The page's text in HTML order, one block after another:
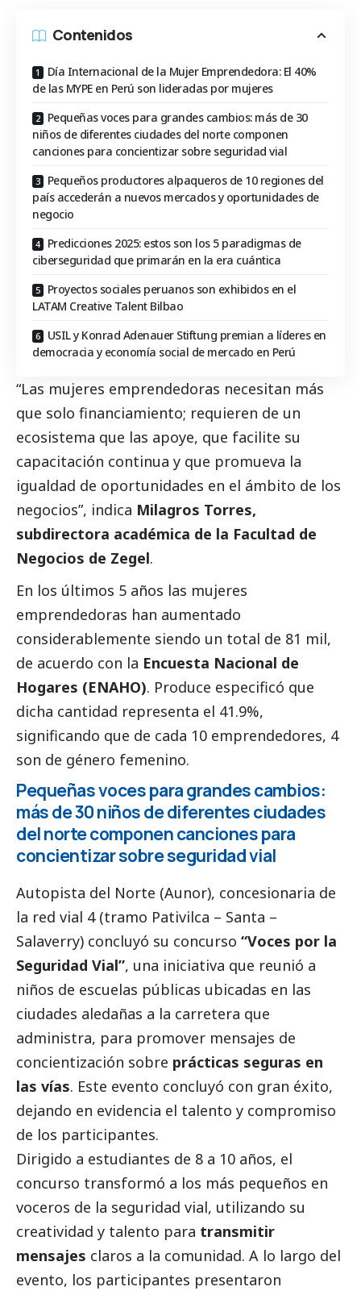
Contenidos
Día Internacional de la Mujer Emprendedora: El 40%
de las MYPE en Perú son lideradas por mujeres
Pequeñas voces para grandes cambios: más de 30
niños de diferentes ciudades del norte componen
canciones para concientizar sobre seguridad vial
Pequeños productores alpaqueros de 10 regiones del
país accederán a nuevos mercados y oportunidades de
negocio
Predicciones 2025: estos son los 5 paradigmas de
ciberseguridad que primarán en la era cuántica
Proyectos sociales peruanos son exhibidos en el
LATAM Creative Talent Bilbao
USIL y Konrad Adenauer Stiftung premian a líderes en
democracia y economía social de mercado en Perú
“Las mujeres emprendedoras necesitan más
que solo financiamiento; requieren de un
ecosistema que las apoye, que facilite su
capacitación continua y que promueva la
igualdad de oportunidades en el ámbito de los
negocios”, indica Milagros Torres,
subdirectora académica de la Facultad de
Negocios de Zegel.
En los últimos 5 años las mujeres
emprendedoras han aumentado
considerablemente siendo un total de 81 mil,
de acuerdo con la Encuesta Nacional de
Hogares (ENAHO). Produce especificó que
dicha cantidad representa el 41.9%,
significando que de cada 10 emprendedores, 4
son de género femenino.
Pequeñas voces para grandes cambios:
más de 30 niños de diferentes ciudades
del norte componen canciones para
concientizar sobre seguridad vial
Autopista del Norte (Aunor), concesionaria de
la red vial 4 (tramo Pativilca – Santa –
Salaverry) concluyó su concurso “Voces por la
Seguridad Vial”, una iniciativa que reunió a
niños de escuelas públicas ubicadas en las
ciudades aledañas a la carretera que
administra, para promover mensajes de
concientización sobre prácticas seguras en
las vías. Este evento concluyó con gran éxito,
dejando en evidencia el talento y compromiso
de los participantes.
Dirigido a estudiantes de 8 a 10 años, el
concurso transformó a los más pequeños en
voceros de la seguridad vial, utilizando su
creatividad y talento para transmitir
mensajes claros a la comunidad. A lo largo del
evento, los participantes presentaron